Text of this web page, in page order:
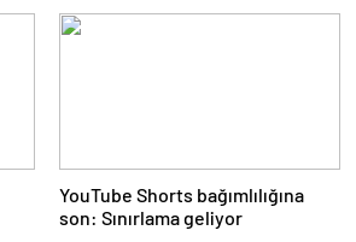
YouTube Shorts bağımlılığına
son: Sınırlama geliyor